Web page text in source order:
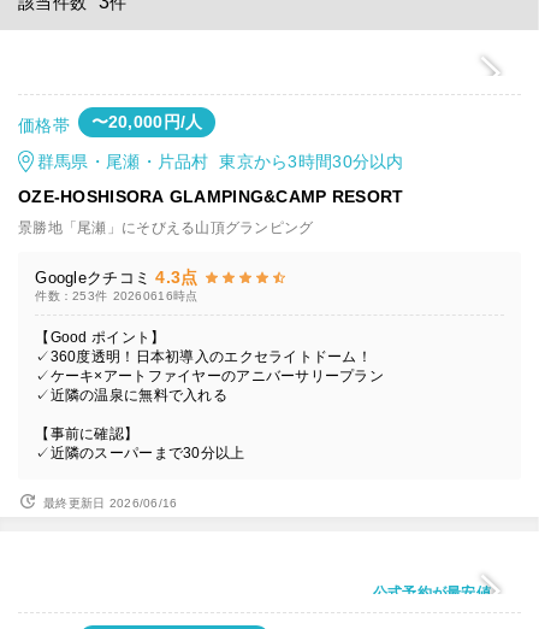
価格帯 〜20,000円/人
群馬県・尾瀬・片品村 東京から3時間30分以内
OZE-HOSHISORA GLAMPING&CAMP RESORT
景勝地「尾瀬」にそびえる山頂グランピング
Googleクチコミ 4.3点
件数：253件 20260616時点
【Good ポイント】
✓360度透明！日本初導入のエクセライトドーム！
✓ケーキ×アートファイヤーのアニバーサリープラン
✓近隣の温泉に無料で入れる
【事前に確認】
✓近隣のスーパーまで30分以上
最終更新日 2026/06/16
公式予約が最安値